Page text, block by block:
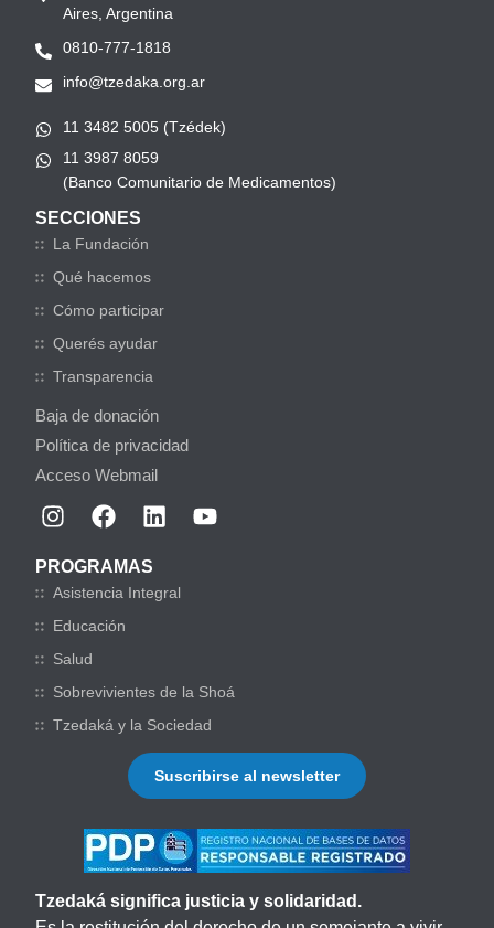
Aires, Argentina
0810-777-1818
info@tzedaka.org.ar
11 3482 5005 (Tzédek)
11 3987 8059
(Banco Comunitario de Medicamentos)
SECCIONES
La Fundación
Qué hacemos
Cómo participar
Querés ayudar
Transparencia
Baja de donación
Política de privacidad
Acceso Webmail
PROGRAMAS
Asistencia Integral
Educación
Salud
Sobrevivientes de la Shoá
Tzedaká y la Sociedad
Suscribirse al newsletter
Tzedaká significa justicia y solidaridad.